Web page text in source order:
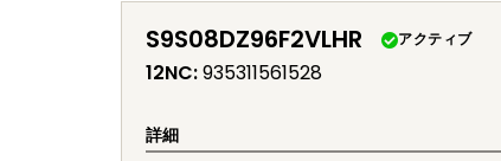
S9S08DZ96F2VLHR アクティブ
12NC:935311561528
詳細